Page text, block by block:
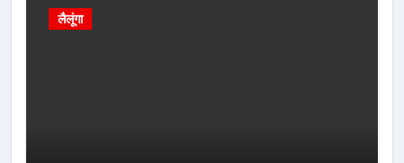
लैलूंगा